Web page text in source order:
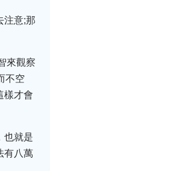
注意;那
來觀察
不空
樣才會
也就是
有八萬